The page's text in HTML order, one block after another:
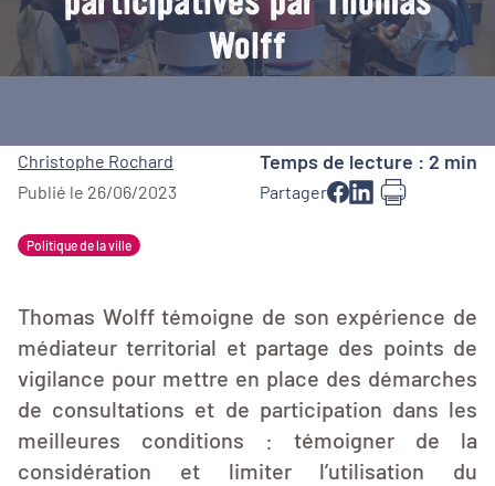
Wolff
Christophe Rochard
Publié le 26/06/2023
Temps de lecture : 2 min
Partager
Politique de la ville
Thomas Wolff témoigne de son expérience de
médiateur territorial et partage des points de
vigilance pour mettre en place des démarches
de consultations et de participation dans les
meilleures conditions : témoigner de la
considération et limiter l’utilisation du